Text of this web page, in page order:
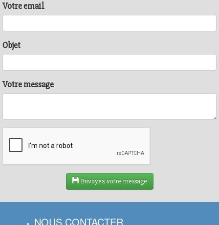
Votre email
Objet
Votre message
Envoyez votre message
NOUS CONTACTER